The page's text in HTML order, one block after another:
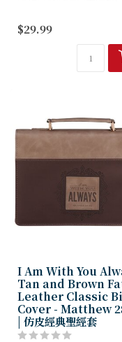
中，信靠祂堅定不移的看
$29.99
I Am With You
Tan and Brown
Leather Classic
Cover - Matthew
| 仿皮經典聖經套